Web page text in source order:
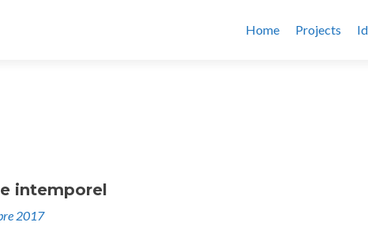
Home Projects
intemporel
2017